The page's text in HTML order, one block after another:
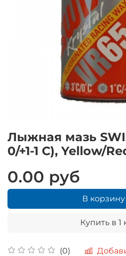
Лыжная мазь
0/+1-1 C), Yellow/
(0)
0.00 руб
В корзину
Купить в 1